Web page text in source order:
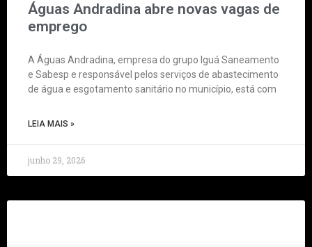
Águas Andradina abre novas vagas de
emprego
A Águas Andradina, empresa do grupo Iguá Saneamento
e Sabesp e responsável pelos serviços de abastecimento
de água e esgotamento sanitário no município, está com
LEIA MAIS »
junho 29, 2026